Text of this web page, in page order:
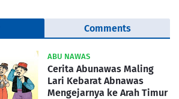
Comments
ABU NAWAS
Cerita Abunawas Maling
Lari Kebarat Abnawas
Mengejarnya ke Arah Timur